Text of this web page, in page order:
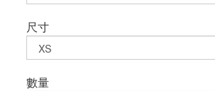
尺寸
數量